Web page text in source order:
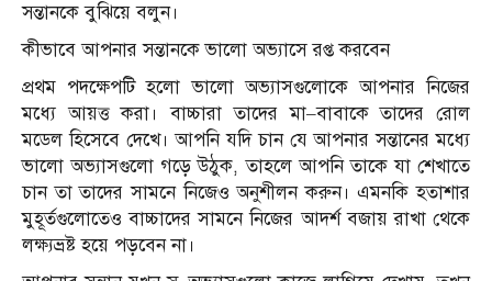
সন্তানকে বুঝিয়ে বলুন।
কীভাবে আপনার সন্তানকে ভালো অভ্যাসে রপ্ত করবেন
প্রথম পদক্ষেপটি হলো ভালো অভ্যাসগুলোকে আপনার নিজের
মধ্যে আয়ত্ত করা। বাচ্চারা তাদের মা–বাবাকে তাদের রোল
মডেল হিসেবে দেখে। আপনি যদি চান যে আপনার সন্তানের মধ্যে
ভালো অভ্যাসগুলো গড়ে উঠুক, তাহলে আপনি তাকে যা শেখাতে
চান তা তাদের সামনে নিজেও অনুশীলন করুন। এমনকি হতাশার
মুহূর্তগুলোতেও বাচ্চাদের সামনে নিজের আদর্শ বজায় রাখা থেকে
লক্ষ্যভ্রষ্ট হয়ে পড়বেন না।